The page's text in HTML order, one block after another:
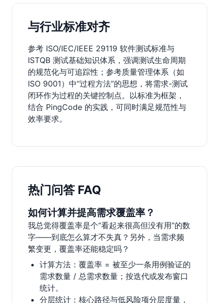
与行业标准对齐
参考 ISO/IEC/IEEE 29119 软件测试标准与
ISTQB 测试基础知识体系，强调测试生命周期
的规范化与可追踪性；参考质量管理体系（如
ISO 9001）中“过程方法”的思想，将需求-测试
闭环作为过程的关键控制点。以标准为框架，
结合 PingCode 的实践，可同时满足规范性与
效率要求。
热门问答 FAQ
如何计算并提高需求覆盖率？
我总觉得覆盖率是个“看起来很高但没有用”的数
字——到底怎么算才不失真？另外，当需求频
繁变更，覆盖率还能稳定吗？
计算方法：覆盖率 = 被至少一条用例验证的
需求数量 / 总需求数量；按迭代或发布窗口
统计。
分层统计：核心路径与低风险项分层度量，